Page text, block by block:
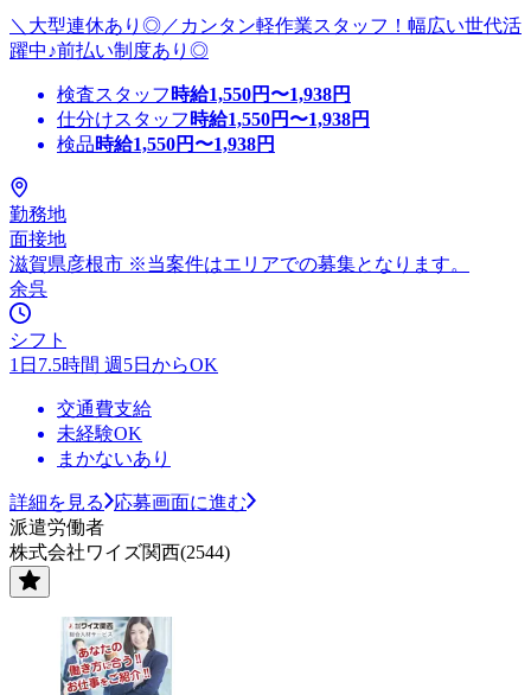
＼大型連休あり◎／カンタン軽作業スタッフ！幅広い世代活
躍中♪前払い制度あり◎
検査スタッフ 時給1,550円〜1,938円
仕分けスタッフ 時給1,550円〜1,938円
検品時給1,550円〜1,938円
勤務地
面接地
滋賀県彦根市 ※当案件はエリアでの募集となります。
余呉
シフト
1日7.5時間 週5日からOK
交通費支給
未経験OK
まかないあり
詳細を見る
応募画面に進む
派遣労働者
株式会社ワイズ関西(2544)